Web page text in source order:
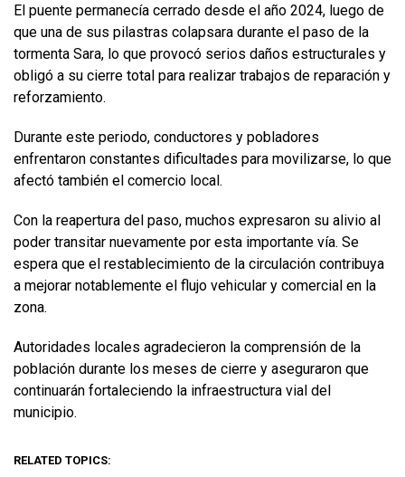
El puente permanecía cerrado desde el año 2024, luego de
que una de sus pilastras colapsara durante el paso de la
tormenta Sara, lo que provocó serios daños estructurales y
obligó a su cierre total para realizar trabajos de reparación y
reforzamiento.
Durante este periodo, conductores y pobladores
enfrentaron constantes dificultades para movilizarse, lo que
afectó también el comercio local.
Con la reapertura del paso, muchos expresaron su alivio al
poder transitar nuevamente por esta importante vía. Se
espera que el restablecimiento de la circulación contribuya
a mejorar notablemente el flujo vehicular y comercial en la
zona.
Autoridades locales agradecieron la comprensión de la
población durante los meses de cierre y aseguraron que
continuarán fortaleciendo la infraestructura vial del
municipio.
RELATED TOPICS: